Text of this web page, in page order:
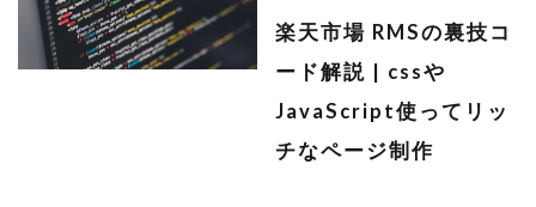
楽天市場 RMSの裏技コ
ード解説 | cssや
JavaScript使ってリッ
チなページ制作